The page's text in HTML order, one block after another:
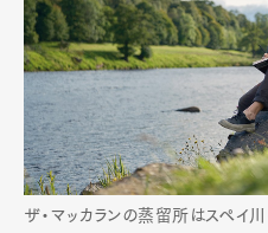
ザ・マッカランの蒸留所はスペイ